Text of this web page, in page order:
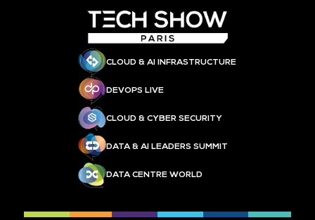
CLOUD & AI INFRASTRUCTURE
DEVOPS LIVE
CLOUD & CYBER SECURITY
DATA & AI LEADERS SUMMIT
DATA CENTRE WORLD